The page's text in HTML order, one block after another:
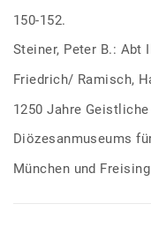
150-152.
Steiner, Peter B.: Abt
Friedrich/ Ramisch,
1250 Jahre
Diözesanmuseums
München und